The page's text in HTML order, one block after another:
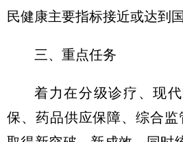
民健康主要指标接近或达到
三、重点任务
着力在分级诊疗、现
保、药品供应保障、综合监